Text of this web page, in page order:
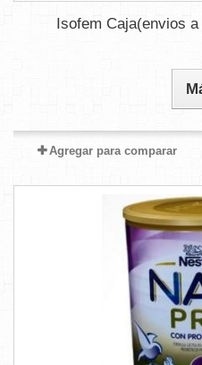
Isofem Caja(envios
Agregar para comparar